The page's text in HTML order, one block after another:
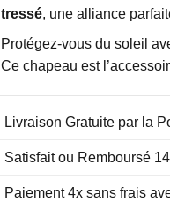
tressé, une alliance
Protégez-vous du soleil
Ce chapeau est
Livraison Gratuite par la
Satisfait ou Remboursé
Paiement 4x sans frais